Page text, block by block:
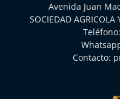
Avenida Juan
SOCIEDAD AGRICOLA
Teléfono:
Contacto: